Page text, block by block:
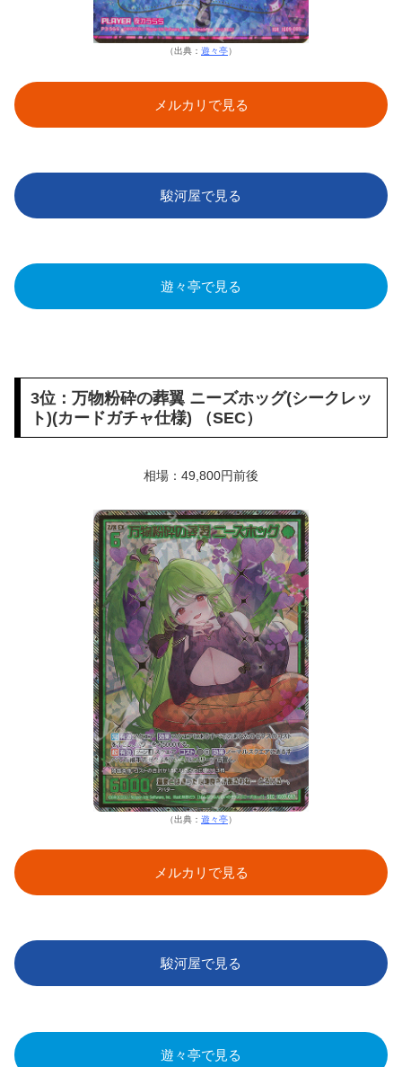
（出典： 遊々亭）
メルカリで見る
駿河屋で見る
遊々亭で見る
3位：万物粉砕の葬翼 ニーズホッグ(シークレッ
ト)(カードガチャ仕様) （SEC）
相場：49,800円前後
（出典： 遊々亭）
メルカリで見る
駿河屋で見る
遊々亭で見る